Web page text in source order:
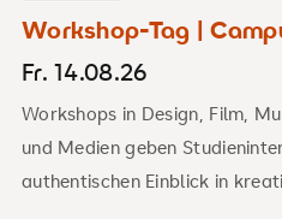
Workshop-Tag |
Fr. 14.08.26
Workshops in Design, Film,
und Medien geben
authentischen Einblick in